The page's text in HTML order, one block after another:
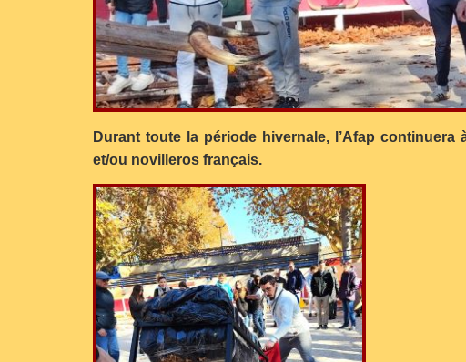
Durant toute la période hivernale, l’Afap
et/ou novilleros français.